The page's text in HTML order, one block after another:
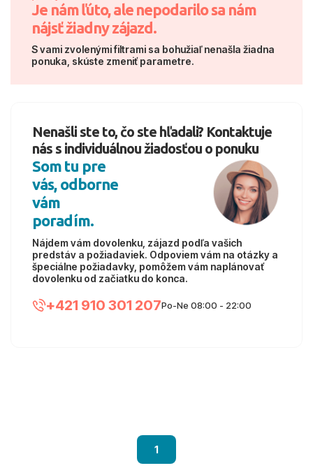
Je nám ľúto, ale nepodarilo sa nám
nájsť žiadny zájazd.
S vami zvolenými filtrami sa bohužiaľ nenašla žiadna
ponuka, skúste zmeniť parametre.
Nenašli ste to, čo ste hľadali? Kontaktuje
nás s individuálnou žiadosťou o ponuku
Som tu pre
vás, odborne
vám
poradím.
Nájdem vám dovolenku, zájazd podľa vašich
predstáv a požiadaviek. Odpoviem vám na otázky a
špeciálne požiadavky, pomôžem vám naplánovať
dovolenku od začiatku do konca.
+421 910 301 207Po-Ne 08:00 - 22:00
1